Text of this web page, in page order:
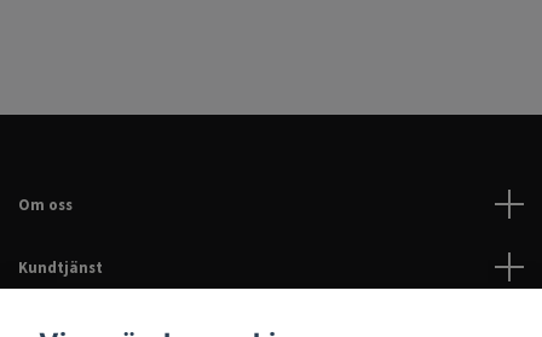
Om oss
Kundtjänst
Läs mer